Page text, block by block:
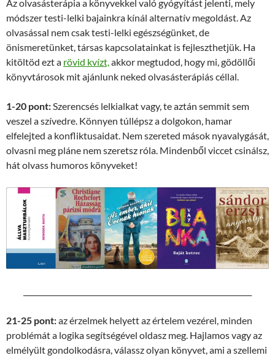
Az olvasásterápia a könyvekkel való gyógyítást jelenti, mely
módszer testi-lelki bajainkra kínál alternatív megoldást. Az
olvasással nem csak testi-lelki egészségünket, de
önismeretünket, társas kapcsolatainkat is fejleszthetjük. Ha
kitöltöd ezt a rövid kvízt,akkor megtudod, hogy mi, gödöllői
könyvtárosok mit ajánlunk neked olvasásterápiás céllal.
1-20 pont:Szerencsés lelkialkat vagy, te aztán semmit sem
veszel a szívedre. Könnyen túllépsz a dolgokon, hamar
elfelejted a konfliktusaidat. Nem szereted mások nyavalygását,
olvasni meg pláne nem szeretsz róla. Mindenből viccet csinálsz,
hát olvass humoros könyveket!
21-25 pont:az érzelmek helyett az értelem vezérel, minden
problémát a logika segítségével oldasz meg. Hajlamos vagy az
elmélyült gondolkodásra, válassz olyan könyvet, ami a szellemi